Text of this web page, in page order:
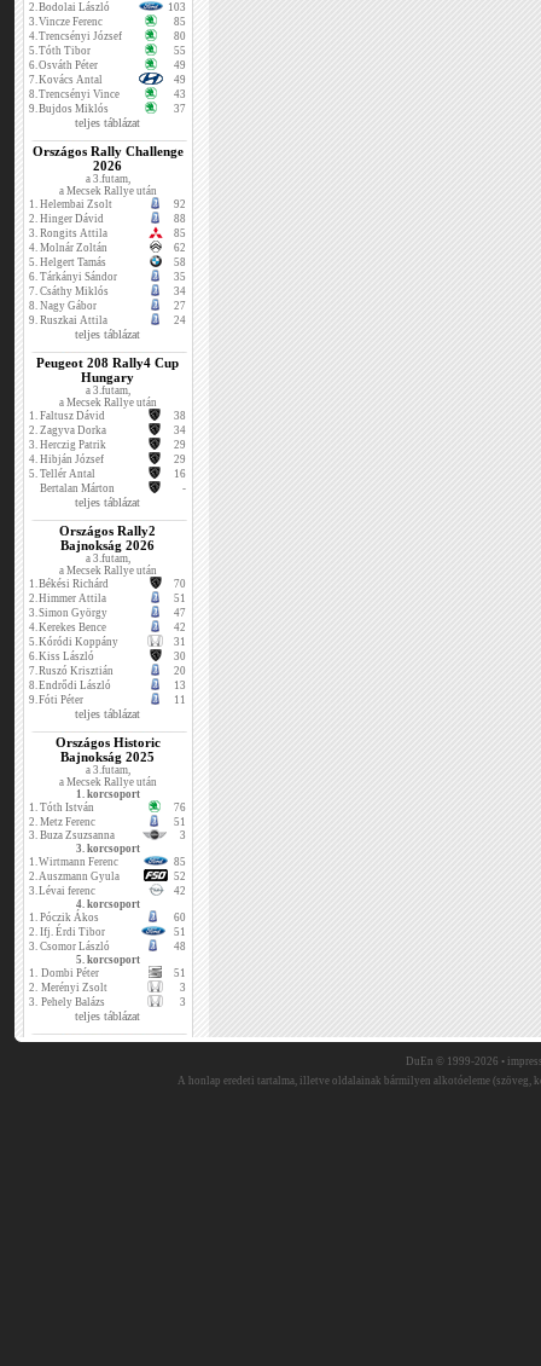
2.Bodolai László
103
3.Vincze Ferenc
85
4.Trencsényi József
80
5.Tóth Tibor
55
6.Osváth Péter
49
7.Kovács Antal
49
8.Trencsényi Vince
43
9.Bujdos Miklós 37
teljes táblázat
Országos Rally Challenge
2026
a 3.futam,
a Mecsek Rallye után
1. Helembai Zsolt
92
2. Hinger Dávid
88
3. Rongits Attila
85
4. Molnár Zoltán
62
5. Helgert Tamás
58
6. Tárkányi Sándor
35
7. Csáthy Miklós
34
8. Nagy Gábor
27
9. Ruszkai Attila 24
teljes táblázat
Peugeot 208 Rally4 Cup
Hungary
a 3.futam,
a Mecsek Rallye után
1. Faltusz Dávid
38
2. Zagyva Dorka
34
3. Herczig Patrik
29
4. Hibján József
29
5. Tellér Antal
16
Bertalan Márton
-
teljes táblázat
Országos Rally2
Bajnokság 2026
a 3.futam,
a Mecsek Rallye után
1.Békési Richárd
70
2.Himmer Attila
51
3.Simon György
47
4.Kerekes Bence
42
5.Kóródi Koppány
31
6.Kiss László
30
7.Ruszó Krisztián
20
8.Endrődi László
13
9.Fóti Péter 11
teljes táblázat
Országos Historic
Bajnokság 2025
a 3.futam,
a Mecsek Rallye után
1. korcsoport
1. Tóth István
76
2. Metz Ferenc
51
3. Buza Zsuzsanna
3
3. korcsoport
1.Wirtmann Ferenc
85
2.Auszmann Gyula
52
3.Lévai ferenc
42
4. korcsoport
1. Póczik Ákos
60
2. Ifj. Érdi Tibor
51
3. Csomor László
48
5. korcsoport
1. Dombi Péter
51
2. Merényi Zsolt
3
3. Pehely Balázs 3
teljes táblázat
DuEn © 1999-2026 •
A honlap eredeti tartalma, illetve oldalainak bármilyen alkotóeleme (szöveg,